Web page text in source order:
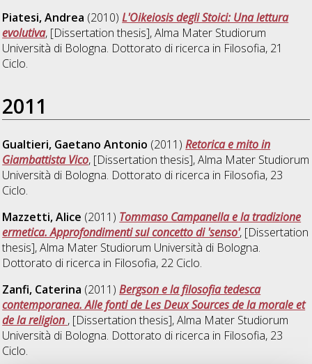
Piatesi, Andrea (2010)L'Oikeiosis degli Stoici: Una lettura
evolutiva, [Dissertation thesis], Alma Mater Studiorum
Università di Bologna. Dottorato di ricerca in Filosofia, 21
Ciclo.
2011
Gualtieri, Gaetano Antonio (2011)Retorica e mito in
Giambattista Vico, [Dissertation thesis], Alma Mater Studiorum
Università di Bologna. Dottorato di ricerca in Filosofia, 23
Ciclo.
Mazzetti, Alice (2011) Tommaso Campanella e la tradizione
ermetica. Approfondimenti sul concetto di 'senso', [Dissertation
thesis], Alma Mater Studiorum Università di Bologna.
Dottorato di ricerca in Filosofia, 22 Ciclo.
Zanfi, Caterina (2011)Bergson e la filosofia tedesca
contemporanea. Alle fonti de Les Deux Sources de la morale et
de la religion , [Dissertation thesis], Alma Mater Studiorum
Università di Bologna. Dottorato di ricerca in Filosofia, 23
Ciclo.